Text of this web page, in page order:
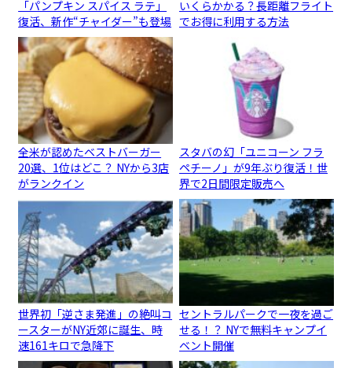
「パンプキン スパイス ラテ」
復活、新作“チャイダー”も登場
いくらかかる？長距離フライト
でお得に利用する方法
全米が認めたベストバーガー
20選、1位はどこ？ NYから3店
がランクイン
スタバの幻「ユニコーン フラ
ペチーノ」が9年ぶり復活！世
界で2日間限定販売へ
世界初「逆さま発進」の絶叫コ
ースターがNY近郊に誕生、時
速161キロで急降下
セントラルパークで一夜を過ご
せる！？ NYで無料キャンプイ
ベント開催